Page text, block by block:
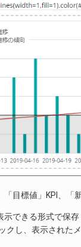
目標値」KPI、「
示できる形式で保
クし、表示され